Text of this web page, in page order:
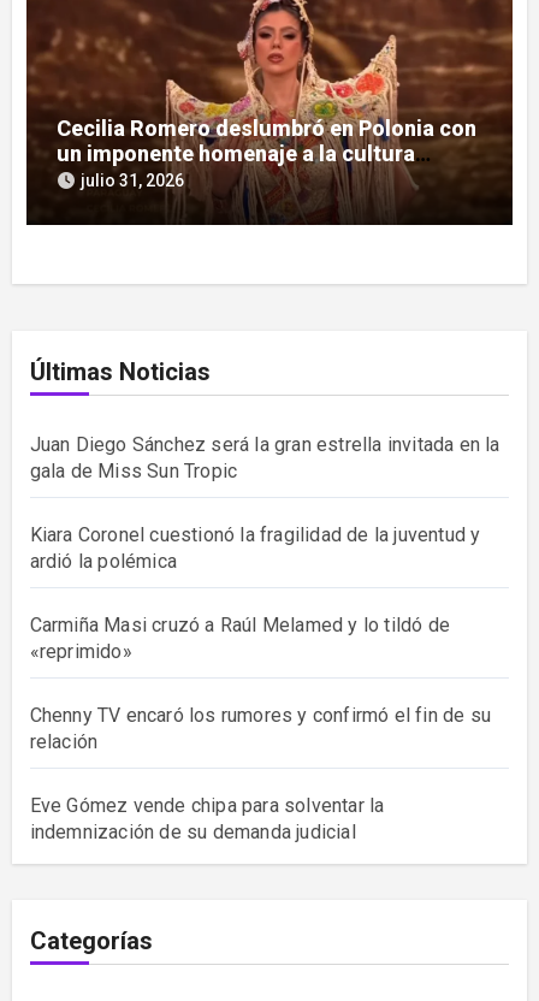
Cecilia Romero deslumbró en Polonia con
un imponente homenaje a la cultura
guaraní
julio 31, 2026
Últimas Noticias
Juan Diego Sánchez será la gran estrella invitada en la
gala de Miss Sun Tropic
Kiara Coronel cuestionó la fragilidad de la juventud y
ardió la polémica
Carmiña Masi cruzó a Raúl Melamed y lo tildó de
«reprimido»
Chenny TV encaró los rumores y confirmó el fin de su
relación
Eve Gómez vende chipa para solventar la
indemnización de su demanda judicial
Categorías